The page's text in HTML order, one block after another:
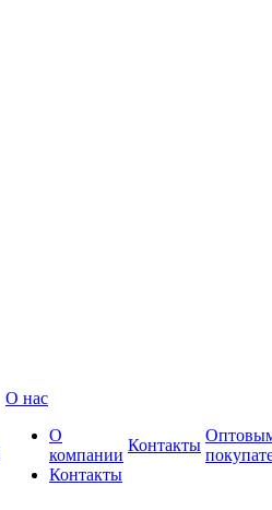
О нас
О
компании
Контакты
Контакты